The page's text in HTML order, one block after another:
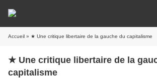
Accueil » ★ Une critique libertaire de la gauche du capitalisme
★ Une critique libertaire de la
capitalisme